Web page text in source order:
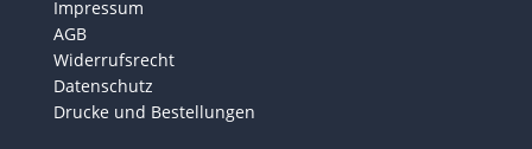
Impressum
AGB
Widerrufsrecht
Datenschutz
Drucke und Bestellungen